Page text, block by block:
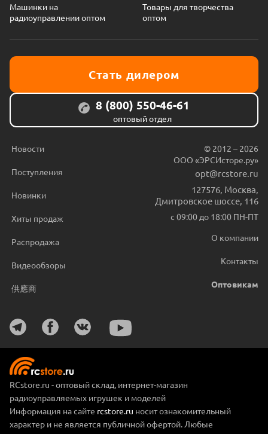
Машинки на
радиоуправлении оптом
Товары для творчества
оптом
Стать дилером
8 (800) 550-46-61
оптовый отдел
Новости
Поступления
Новинки
Хиты продаж
Распродажа
Видеообзоры
供應商
© 2012 – 2026
ООО «ЭРСИсторе.ру»
opt@rcstore.ru
127576 Москва
Дмитровское шоссе, 116
с 09:00 до 18:00 ПН-ПТ
О компании
Контакты
Оптовикам
RCstore.ru - оптовый склад, интернет-магазин
радиоуправляемых игрушек и моделей
Информация на сайте rcstore.ru носит ознакомительный
характер и не является публичной офертой. Любые